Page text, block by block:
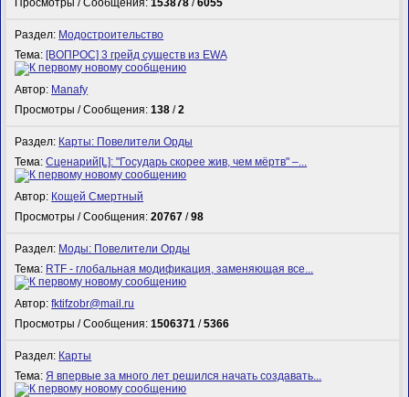
Просмотры / Сообщения:153878 /6055
Раздел: Модостроительство
Тема: [ВОПРОС] 3 грейд существ из EWA
Автор: Manafy
Просмотры / Сообщения:138 /2
Раздел: Карты: Повелители Орды
Тема:Сценарий[L]: "Государь скорее жив, чем мёртв" –...
Автор: Кощей Смертный
Просмотры / Сообщения:20767 /98
Раздел: Моды: Повелители Орды
Тема: RTF - глобальная модификация, заменяющая все...
Автор:fktifzobr@mail.ru
Просмотры / Сообщения:1506371 /5366
Раздел: Карты
Тема:Я впервые за много лет решился начать создавать...